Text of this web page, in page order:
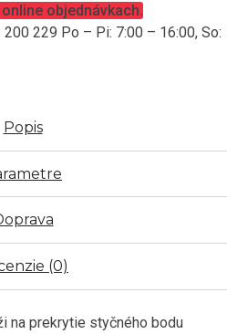
objednávkach.
200 229 Po – Pi: 7:00 – 16:00, So:
Popis
(0)
na prekrytie styčného bodu